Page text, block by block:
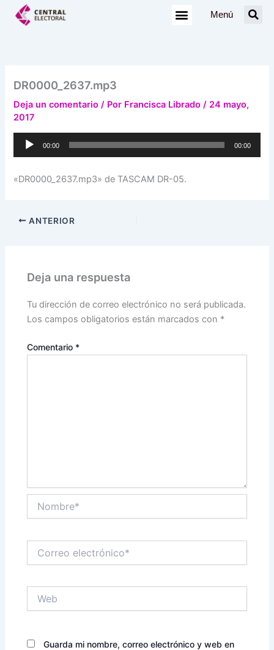
Menú
DR0000_2637.mp3
Deja un comentario / Por Francisca Librado/ 24 mayo,
2017
Reproductor
00:00 00:00
«DR0000_2637.mp3» de TASCAM DR-05.
ANTERIOR
Deja una respuesta
Tu dirección de correo electrónico no será publicada.
Los campos obligatorios están marcados con *
Comentario *
electrónico*
Guarda mi nombre, correo electrónico y web en